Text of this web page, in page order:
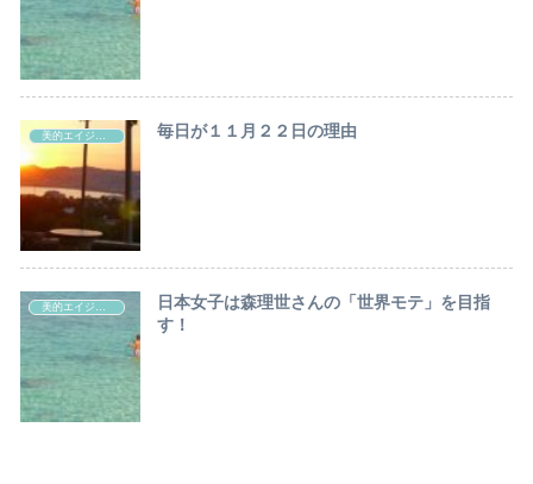
毎日が１１月２２日の理由
美的エイジングのヒント
日本女子は森理世さんの「世界モテ」を目指
す！